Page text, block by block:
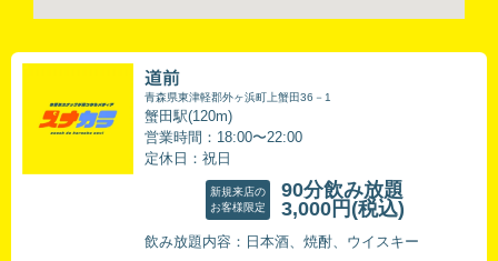
道前
青森県東津軽郡外ヶ浜町上蟹田36－1
蟹田駅(120m)
営業時間：18:00〜22:00
定休日：祝日
新規来店の
お客様限定
90分飲み放題
3,000円 (税込)
飲み放題内容：日本酒、焼酎、ウイスキー